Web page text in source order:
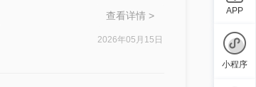
查看详情 >
2026年05月15日
APP
小程序